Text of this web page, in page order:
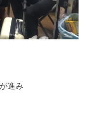
進み